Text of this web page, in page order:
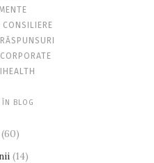
CONSILIERE
BLOG
(14)